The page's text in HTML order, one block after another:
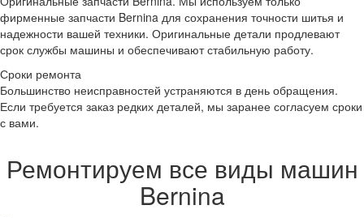
фирменные запчасти Bernina для сохранения точности шитья и
надежности вашей техники. Оригинальные детали продлевают
срок службы машины и обеспечивают стабильную работу.
Сроки ремонта
Большинство неисправностей устраняются в день обращения.
Если требуется заказ редких деталей, мы заранее согласуем сроки
с вами.
Ремонтируем все виды машин
Bernina